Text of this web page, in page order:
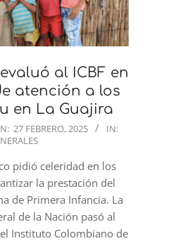
al ICBF en
atención a los
en La Guajira
27 FEBRERO, 2025
IN:
pidió celeridad en los
la prestación del
de Primera Infancia. La
de la Nación pasó al
Instituto Colombiano de